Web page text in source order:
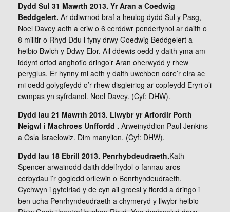
Dydd Sul 31 Mawrth 2013. Yr Aran a Coedwig
Beddgelert. Ar ddiwrnod braf a heulog dydd Sul y Pasg,
Noel Davey aeth a criw o 6 cerddwr penderfynol ar daith o
8 milltir o Rhyd Ddu i fyny drwy Goedwig Beddgelert a
heibio Bwlch y Ddwy Elor. Ail ddewis oedd y daith yma am
iddynt orfod anghofio dringo’r Aran oherwydd y rhew
peryglus. Er hynny mi aeth y daith uwchben odre’r eira ac
mi oedd golygfeydd o’r rhew disgleiriog ar copfeydd Eryri o’i
cwmpas yn syfrdanol. Noel Davey. (Cyf: DHW).
Dydd Iau 21 Mawrth 2013. Llwybr yr Arfordir Porth
Neigwl i Machroes Unffordd . Arweinyddion Paul Jenkins
a Osla Israelowiz. Dim manylion. (Cyf: DHW).
Dydd Iau 18 Ebrill 2013. Penrhybdeudraeth.Kath
Spencer arwainodd daith ddelfrydol o fannau aros
cerbydau i’r gogledd orllewin o Benrhyndeudraeth.
Cychwyn i gyfeiriad y de cyn ail groesi y ffordd a dringo i
ben ucha Penrhyndeudraeth a chymeryd y llwybr heibio